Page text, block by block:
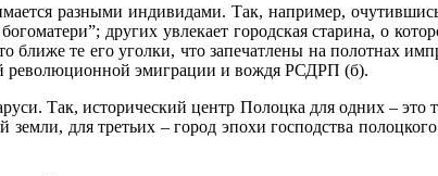
разными индивидами. Так, например,
других увлекает городская старина, о
ближе те его уголки, что запечатлены на полотнах
революционной эмиграции и вождя РСДРП (б).
Так, исторический центр Полоцка для одних –
для третьих – город эпохи господства